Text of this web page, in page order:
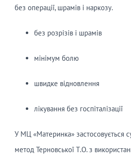
без операції, шрамів і наркозу.
без розрізів і шрамів
мінімум болю
швидке відновлення
лікування без госпіталізації
У МЦ «Материнка» застосовується
метод Терновської Т.О. з